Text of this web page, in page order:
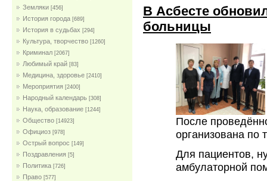
Земляки [456]
История города [689]
История в судьбах [294]
Культура, творчество [1260]
Криминал [2067]
Любимый край [83]
Медицина, здоровье [2410]
Мероприятия [2400]
Народный календарь [308]
Наука, образование [1244]
Общество [14923]
Официоз [978]
Острый вопрос [149]
Поздравления [5]
Политика [726]
Право [577]
В Асбесте
больницы
После
организована по
Для пациентов,
амбулаторной